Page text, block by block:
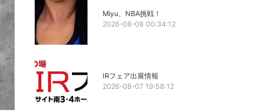
Miyu、NBA挑戦！
2026-08-08 00:34:12
IRフェア出展情報
2026-08-07 19:58:12